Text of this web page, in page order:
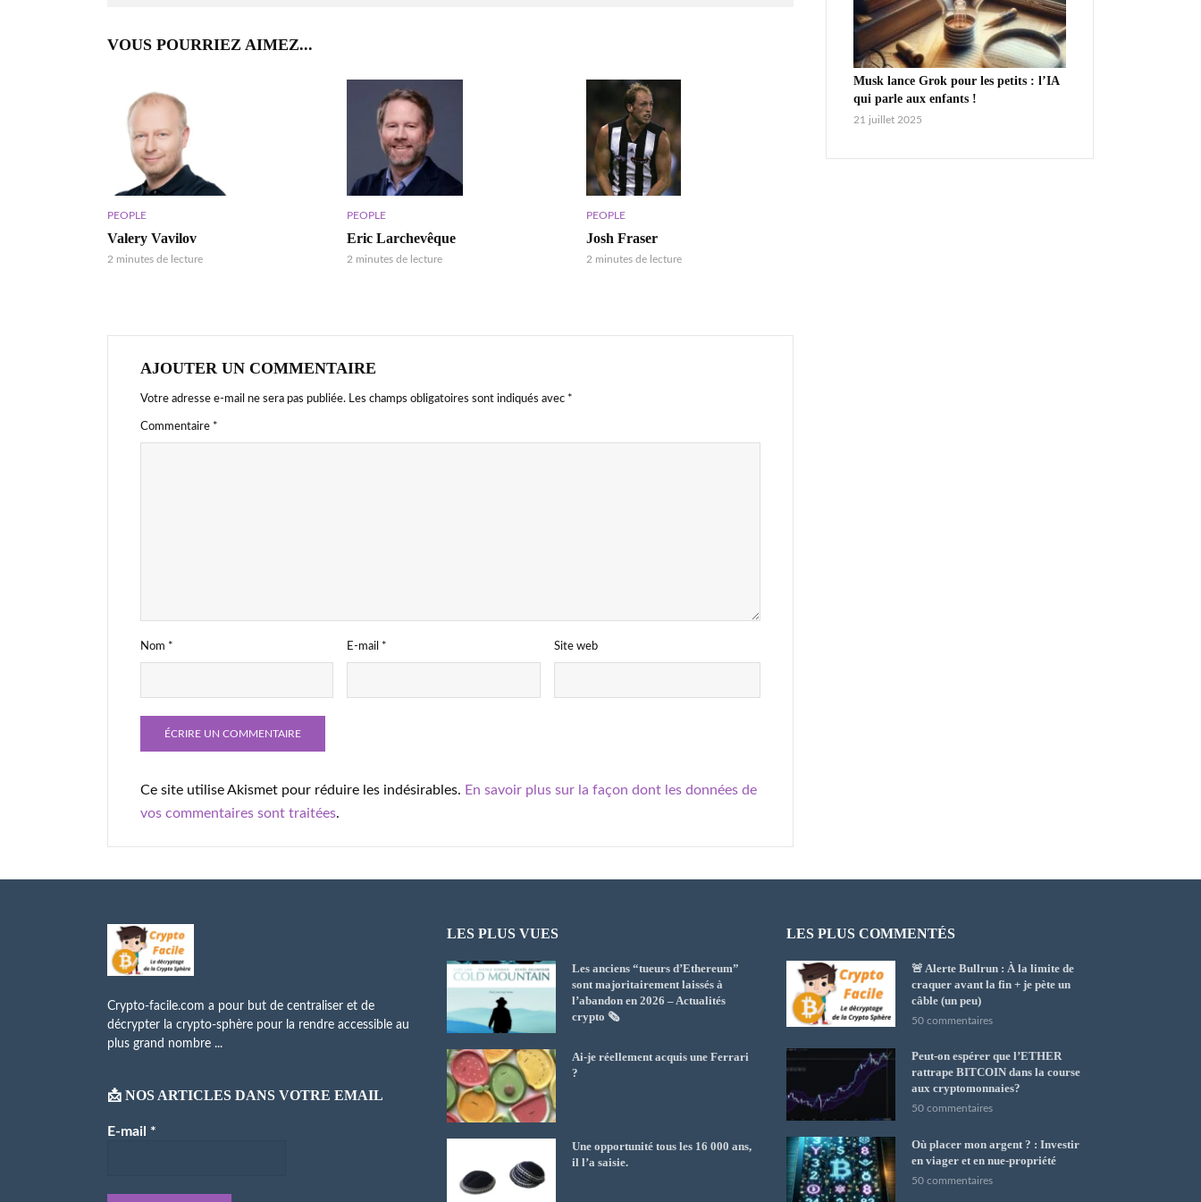
VOUS POURRIEZ AIMEZ...
PEOPLE
Valery Vavilov
2 minutes de lecture
PEOPLE
Eric Larchevêque
2 minutes de lecture
PEOPLE
Josh Fraser
2 minutes de lecture
AJOUTER UN COMMENTAIRE
Votre adresse e-mail ne sera pas publiée. Les champs obligatoires sont indiqués avec *
Commentaire *
Nom * E-mail * Site web
Ce site utilise Akismet pour réduire les indésirables. En savoir plus sur la façon dont les données de
vos commentaires sont traitées.
Musk lance Grok pour les petits : l’IA
qui parle aux enfants !
21 juillet 2025
Crypto-facile.com a pour but de centraliser et de
décrypter la crypto-sphère pour la rendre accessible au
plus grand nombre ...
📩 NOS ARTICLES DANS VOTRE EMAIL
E-mail *
LES PLUS VUES
Les anciens “tueurs d’Ethereum”
sont majoritairement laissés à
l’abandon en 2026 – Actualités
crypto 🗞️
Ai-je réellement acquis une Ferrari
?
Une opportunité tous les 16 000 ans,
il l’a saisie.
LES PLUS COMMENTÉS
🚨 Alerte Bullrun : À la limite de
craquer avant la fin + je pète un
câble (un peu)
50 commentaires
Peut-on espérer que l’ETHER
rattrape BITCOIN dans la course
aux cryptomonnaies?
50 commentaires
Où placer mon argent ? : Investir
en viager et en nue-propriété
50 commentaires